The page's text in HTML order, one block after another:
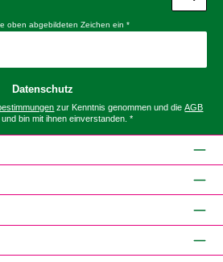
oben abgebildeten Zeichen ein *
Datenschutz
zur Kenntnis genommen und dieAGB
bin mit ihnen einverstanden. *